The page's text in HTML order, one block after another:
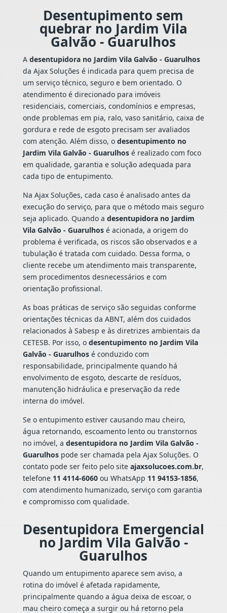
Desentupimento sem
quebrar no Jardim Vila
Galvão - Guarulhos
A desentupidora no Jardim Vila Galvão - Guarulhos
da Ajax Soluções é indicada para quem precisa de
um serviço técnico, seguro e bem orientado. O
atendimento é direcionado para imóveis
residenciais, comerciais, condomínios e empresas,
onde problemas em pia, ralo, vaso sanitário, caixa de
gordura e rede de esgoto precisam ser avaliados
com atenção. Além disso, o desentupimento no
Jardim Vila Galvão - Guarulhosé realizado com foco
em qualidade, garantia e solução adequada para
cada tipo de entupimento.
Na Ajax Soluções, cada caso é analisado antes da
execução do serviço, para que o método mais seguro
seja aplicado. Quando a desentupidora no Jardim
Vila Galvão - Guarulhosé acionada, a origem do
problema é verificada, os riscos são observados e a
tubulação é tratada com cuidado. Dessa forma, o
cliente recebe um atendimento mais transparente,
sem procedimentos desnecessários e com
orientação profissional.
As boas práticas de serviço são seguidas conforme
orientações técnicas da ABNT, além dos cuidados
relacionados à Sabesp e às diretrizes ambientais da
CETESB. Por isso, o desentupimento no Jardim Vila
Galvão - Guarulhosé conduzido com
responsabilidade, principalmente quando há
envolvimento de esgoto, descarte de resíduos,
manutenção hidráulica e preservação da rede
interna do imóvel.
Se o entupimento estiver causando mau cheiro,
água retornando, escoamento lento ou transtornos
no imóvel, a desentupidora no Jardim Vila Galvão -
Guarulhospode ser chamada pela Ajax Soluções. O
contato pode ser feito pelo site ajaxsolucoes.com.br,
telefone 11 4114-6060ou WhatsApp 11 94153-1856,
com atendimento humanizado, serviço com garantia
e compromisso com qualidade.
Desentupidora Emergencial
no Jardim Vila Galvão -
Guarulhos
Quando um entupimento aparece sem aviso, a
rotina do imóvel é afetada rapidamente,
principalmente quando a água deixa de escoar, o
mau cheiro começa a surgir ou há retorno pela